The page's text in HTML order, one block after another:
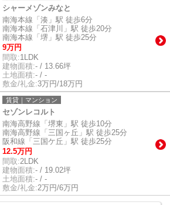
シャーメゾンみなと
南海本線「湊」駅 徒歩6分
南海本線「石津川」駅 徒歩20分
南海本線「堺」駅 徒歩25分
9万円
間取:1LDK
建物面積:- / 13.66坪
土地面積:- / -
敷金/礼金:3万円/18万円
賃貸｜マンション
セゾンレコルト
南海高野線「堺東」駅 徒歩10分
南海高野線「三国ヶ丘」駅 徒歩25分
阪和線「三国ケ丘」駅 徒歩25分
12.5万円
間取:2LDK
建物面積:- / 19.02坪
土地面積:- / -
敷金/礼金:2万円/6万円